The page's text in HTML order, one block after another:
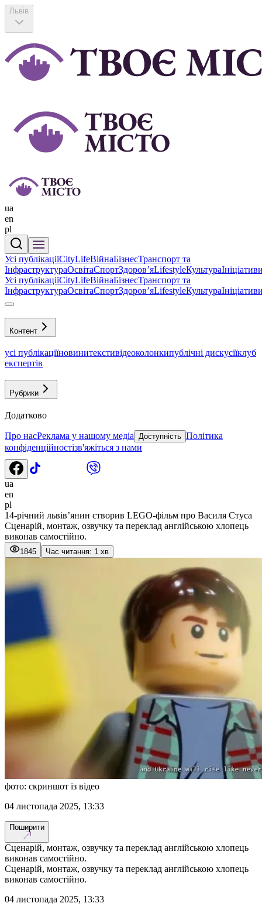
Львів
ua
en
pl
Усі публікаціїCityLifeВійнаБізнесТранспорт та
ІнфраструктураОсвітаСпортЗдоровʼяLifestyleКультура
Усі публікаціїCityLifeВійнаБізнесТранспорт та
ІнфраструктураОсвітаСпортЗдоровʼяLifestyleКультура
Контент
усі публікаціїновинитекстивідеоколонкипублічні дискусіїклуб
експертів
Рубрики
Додатково
Про насРеклама у нашому медіа Доступність Політика
конфіденційностізв'яжіться з нами
ua
en
pl
14-річний львів’янин створив LEGO-фільм про Василя Стуса
Сценарій, монтаж, озвучку та переклад англійською хлопець
виконав самостійно.
1845 Час читання: 1 хв
фото: скриншот із відео
04 листопада 2025, 13:33
Поширити
Сценарій, монтаж, озвучку та переклад англійською хлопець
виконав самостійно.
Сценарій, монтаж, озвучку та переклад англійською хлопець
виконав самостійно.
04 листопада 2025, 13:33